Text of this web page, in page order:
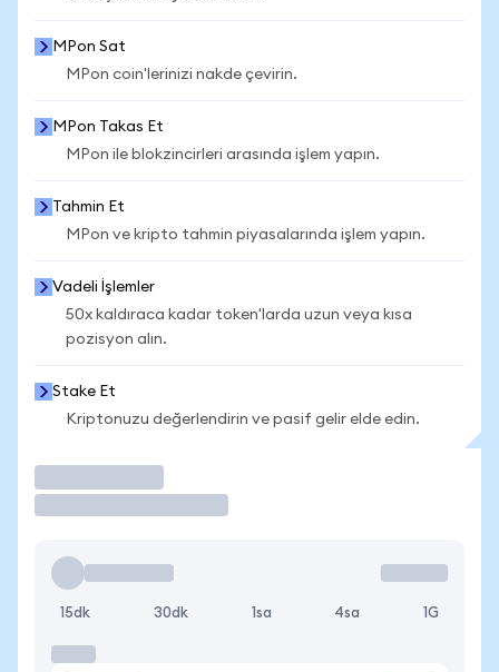
MPon Sat
MPon coin'lerinizi nakde çevirin.
MPon Takas Et
MPon ile blokzincirleri arasında işlem yapın.
Tahmin Et
MPon ve kripto tahmin piyasalarında işlem yapın.
Vadeli İşlemler
50x kaldıraca kadar token'larda uzun veya kısa
pozisyon alın.
Stake Et
Kriptonuzu değerlendirin ve pasif gelir elde edin.
15dk 30dk 1sa 4sa 1G